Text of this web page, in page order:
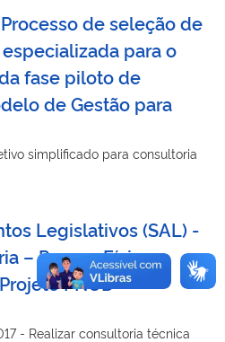
no Projeto Básico, fundamentada
8.666/93.
para Relacionamento em
de Redes Sociais para
da Justiça e Segurança
quantidades, exigências
no Projeto Básico, fundamentada
8.666/93.
de seleção de
para o
fase piloto de
de Gestão para
simplificado para consultoria
Legislativos (SAL) -
– Pessoa Física -
PNUD
- Realizar consultoria técnica